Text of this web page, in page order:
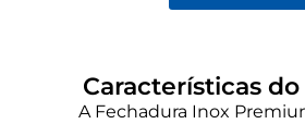
Características
A Fechadura Inox